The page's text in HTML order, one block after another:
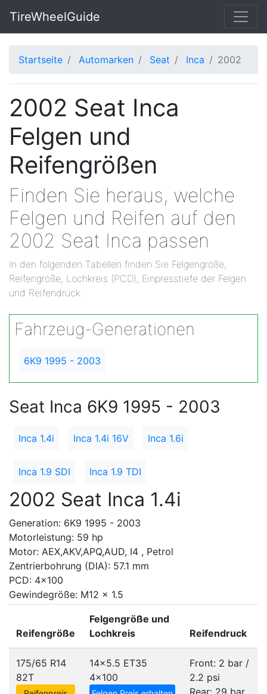
TireWheelGuide
Startseite Automarken Seat Inca 2002
2002 Seat Inca
Felgen und
Reifengrößen
Finden Sie heraus, welche
Felgen und Reifen auf den
2002 Seat Inca passen
In den folgenden Tabellen finden Sie Felgengröße,
Reifengröße, Lochkreis (PCD), Einpresstiefe der Felgen
und Reifendruck.
Fahrzeug-Generationen
6K9 1995 - 2003
Seat Inca 6K9 1995 - 2003
Inca 1.4i Inca 1.4i 16V Inca 1.6i
Inca 1.9 SDI Inca 1.9 TDI
2002 Seat Inca 1.4i
Generation: 6K9 1995 - 2003
Motorleistung: 59 hp
Motor: AEX,AKV,APQ,AUD, I4 , Petrol
Zentrierbohrung (DIA): 57.1 mm
PCD: 4x100
Gewindegröße: M12 x 1.5
Reifengröße
Felgengröße und
Lochkreis
Reifendruck
175/65 R14
82T
14x5.5 ET35
4x100
Front: 2 bar /
2.2 psi
Rear: 29 bar